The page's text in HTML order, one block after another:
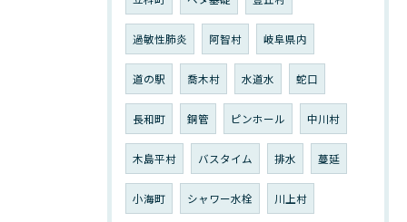
過敏性肺炎 阿智村 岐阜県内
道の駅 喬木村 水道水 蛇口
長和町 銅管 ピンホール 中川村
木島平村 バスタイム 排水 蔓延
小海町 シャワー水栓 川上村